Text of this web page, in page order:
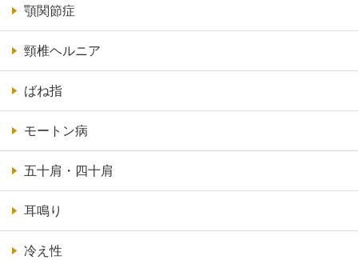
顎関節症
頸椎ヘルニア
ばね指
モートン病
五十肩・四十肩
耳鳴り
冷え性